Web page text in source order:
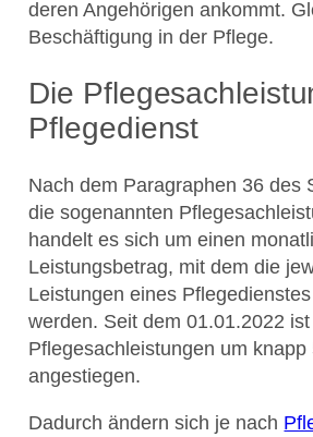
deren Angehörigen ankommt.
Beschäftigung in der Pflege.
Die
Pflegedienst
Nach dem Paragraphen 36 des
die sogenannten
handelt es sich um einen
Leistungsbetrag, mit dem die
Leistungen eines
werden. Seit dem 01.01.2022
Pflegesachleistungen um knapp
angestiegen.
Dadurch ändern sich je nach